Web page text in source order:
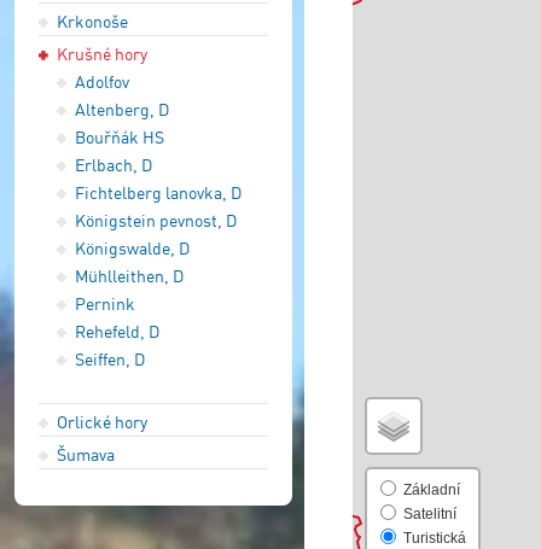
Krkonoše
Krušné hory
Adolfov
Altenberg, D
Bouřňák HS
Erlbach, D
Fichtelberg lanovka, D
Königstein pevnost, D
Königswalde, D
Mühlleithen, D
Pernink
Rehefeld, D
Seiffen, D
Orlické hory
Šumava
Základní
Satelitní
Turistická